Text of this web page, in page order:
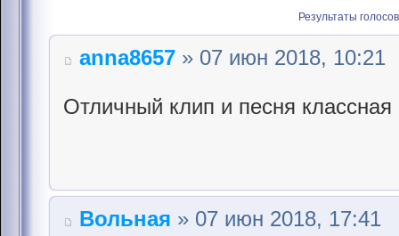
Результаты
anna8657 » 07 июн 2018, 10:21
Отличный клип и песня классная
Вольная » 07 июн 2018, 17:41